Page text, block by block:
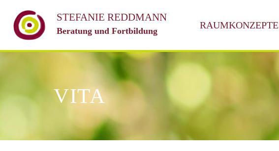
Zum
Inhalt
springen
STEFANIE REDDMANN
Beratung und Fortbildung
RAUMKONZEPTE
VITA